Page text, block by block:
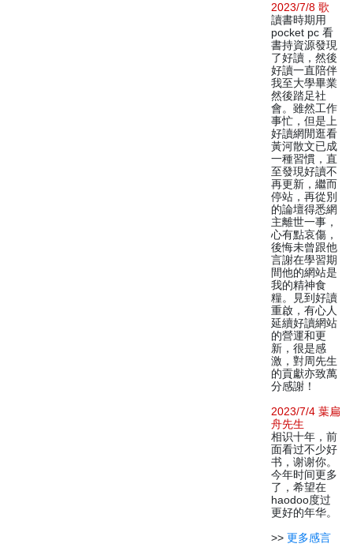
2023/7/8 歌
讀書時期用
pocket pc 看
書持資源發現
了好讀，然後
好讀一直陪伴
我至大學畢業
然後踏足社
會。雖然工作
事忙，但是上
好讀網閒逛看
黃河散文已成
一種習慣，直
至發現好讀不
再更新，繼而
停站，再從別
的論壇得悉網
主離世一事，
心有點哀傷，
後悔未曾跟他
言謝在學習期
間他的網站是
我的精神食
糧。見到好讀
重啟，有心人
延續好讀網站
的營運和更
新，很是感
激，對周先生
的貢獻亦致萬
分感謝！
2023/7/4 葉扁
舟先生
相识十年，前
面看过不少好
书，谢谢你。
今年时间更多
了，希望在
haodoo度过
更好的年华。
>> 更多感言